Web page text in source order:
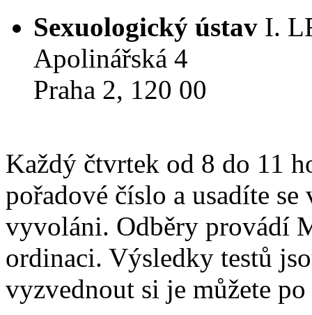
Sexuologický ústav I.
Apolinářská 4
Praha 2, 120 00
Každý čtvrtek od 8 do 11
pořadové číslo a usadíte
vyvoláni. Odběry provádí
ordinaci. Výsledky testů
vyzvednout si je můžete